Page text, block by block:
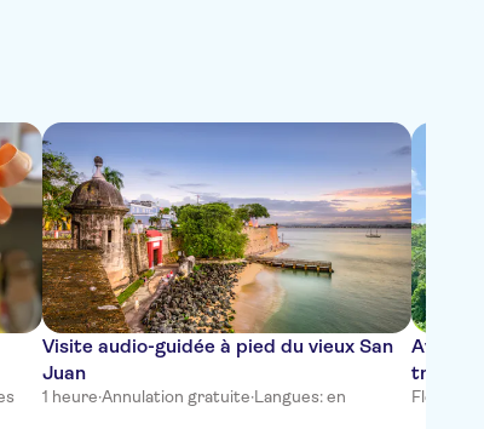
Visite audio-guidée à pied du vieux San
Juan
1 heure·Annulation gratuite·Langues: en Flexible